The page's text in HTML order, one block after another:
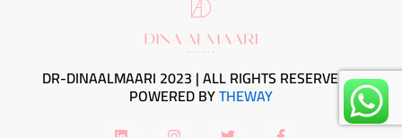
DR-DINAALMAARI 2023 | ALL RIGHTS RESERVED ©
POWERED BYTHEWAY